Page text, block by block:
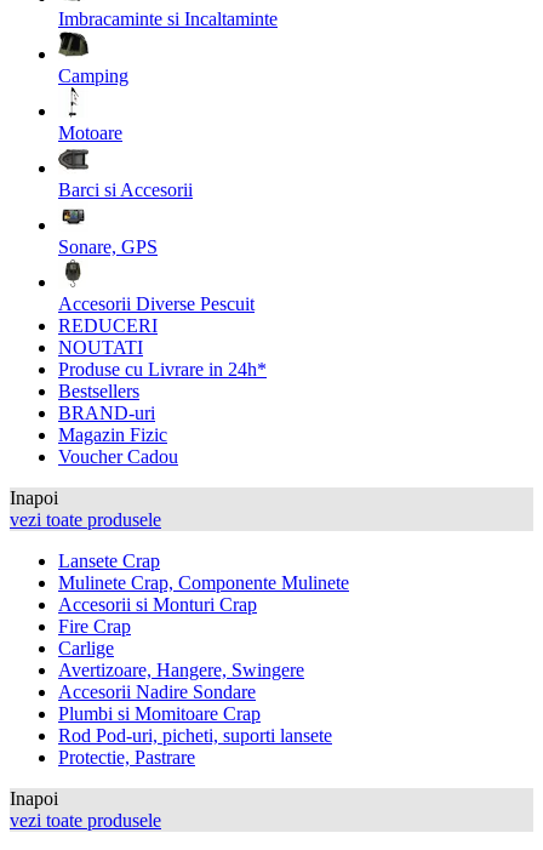
Imbracaminte si Incaltaminte
Camping
Motoare
Barci si Accesorii
Sonare, GPS
Accesorii Diverse Pescuit
REDUCERI
NOUTATI
Produse cu Livrare in 24h*
Bestsellers
BRAND-uri
Magazin Fizic
Voucher Cadou
Inapoi
vezi toate produsele
Lansete Crap
Mulinete Crap, Componente Mulinete
Accesorii si Monturi Crap
Fire Crap
Carlige
Avertizoare, Hangere, Swingere
Accesorii Nadire Sondare
Plumbi si Momitoare Crap
Rod Pod-uri, picheti, suporti lansete
Protectie, Pastrare
Inapoi
vezi toate produsele